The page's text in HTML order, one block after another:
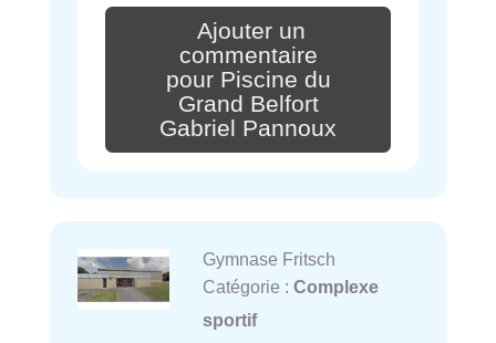
Ajouter un
commentaire
pour Piscine du
Grand Belfort
Gabriel Pannoux
Gymnase Fritsch
Catégorie : Complexe
sportif